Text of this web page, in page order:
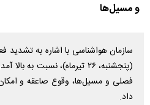
و مسیل‌ها
سازمان هواشناسی با اشاره به تشدید
(پنجشنبه، ۲۶ تیرماه)، نسبت
فصلی و مسیل‌ها، وقوع صاعقه و
داد.